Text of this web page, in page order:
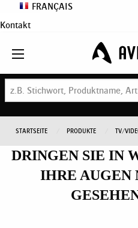
FRANÇAIS
Kontakt
STARTSEITE PRODUKTE TV/
DRINGEN SIE IN
IHRE AUGEN